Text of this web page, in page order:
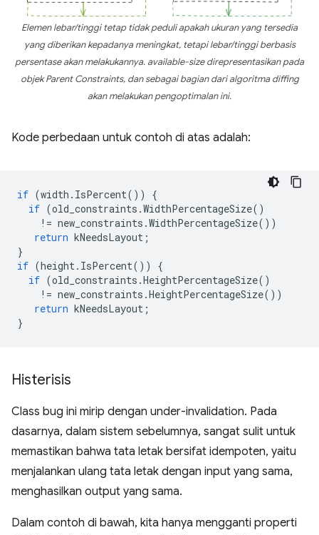
Elemen lebar/tinggi tetap tidak peduli apakah ukuran yang tersedia
yang diberikan kepadanya meningkat, tetapi lebar/tinggi berbasis
persentase akan melakukannya. available-sizedirepresentasikan pada
objekParent Constraints, dan sebagai bagian dari algoritma diffing
akan melakukan pengoptimalan ini.
Kode perbedaan untuk contoh di atas adalah:
if (width . IsPercent())
{
if (old_constraints .WidthPercentageSize()
!= new_constraints .WidthPercentageSize())
return kNeedsLayout ;
}
if (height. IsPercent())
{
if (old_constraints .HeightPercentageSize()
!= new_constraints .HeightPercentageSize())
return kNeedsLayout ;
}
Histerisis
Class bug ini mirip dengan under-invalidation. Pada
dasarnya, dalam sistem sebelumnya, sangat sulit untuk
memastikan bahwa tata letak bersifat idempoten, yaitu
menjalankan ulang tata letak dengan input yang sama,
menghasilkan output yang sama.
Dalam contoh di bawah, kita hanya mengganti properti